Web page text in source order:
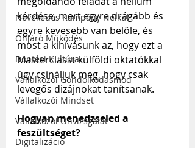
Növekedés Kampány Nélkül
Önjáró Működés
Döntési Kultúra
Vállalkozói Gondolkodásmód
Vállalkozói Mindset
Vállalkozói Önvizsgálat
Digitalizáció
kérdése, mert egyre drágább és
egyre kevesebb van belőle, és
most a kihívásunk az, hogy ezt a
Masterclasst külföldi oktatókkal
úgy csináljuk meg, hogy csak
levegős dizájnokat tanítsanak.
Hogyan menedzseled a
feszültséget?